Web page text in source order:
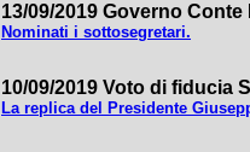
13/09/2019 Governo
Nominati i sottosegretari.
10/09/2019 Voto di fiducia
La replica del Presidente